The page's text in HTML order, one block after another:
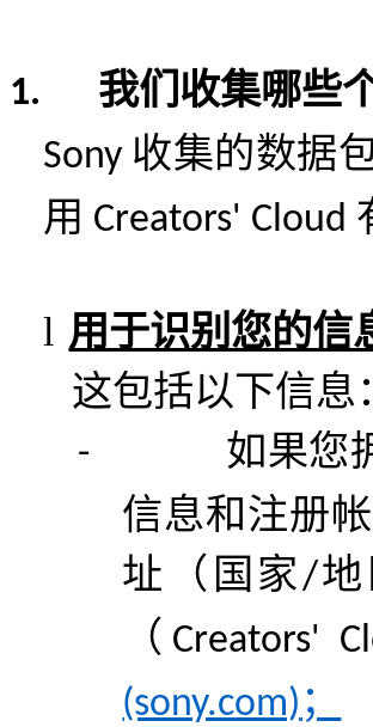
1. 我们收集哪些
Sony 收集的数据
用 Creators' Cloud
l 用于识别您的信
这包括以下信息
- 如果您
信息和注册
址（国家/地
（ Creators'
(sony.com) ；